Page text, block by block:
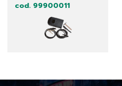
cod. 99900011